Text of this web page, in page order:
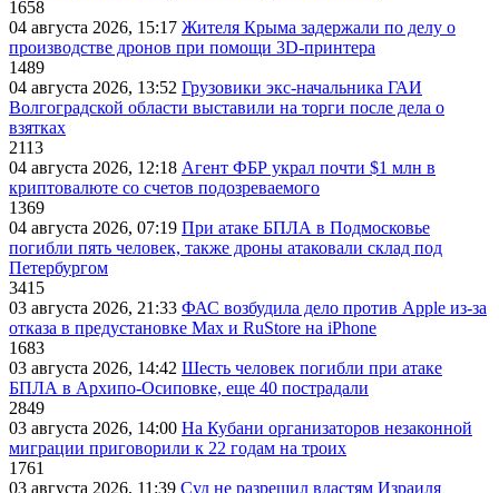
1658
04 августа 2026, 15:17 Жителя Крыма задержали по делу о
производстве дронов при помощи 3D‑принтера
1489
04 августа 2026, 13:52 Грузовики экс-начальника ГАИ
Волгоградской области выставили на торги после дела о
взятках
2113
04 августа 2026, 12:18 Агент ФБР украл почти $1 млн в
криптовалюте со счетов подозреваемого
1369
04 августа 2026, 07:19 При атаке БПЛА в Подмосковье
погибли пять человек, также дроны атаковали склад под
Петербургом
3415
03 августа 2026, 21:33 ФАС возбудила дело против Apple из-за
отказа в предустановке Max и RuStore на iPhone
1683
03 августа 2026, 14:42 Шесть человек погибли при атаке
БПЛА в Архипо-Осиповке, еще 40 пострадали
2849
03 августа 2026, 14:00 На Кубани организаторов незаконной
миграции приговорили к 22 годам на троих
1761
03 августа 2026, 11:39 Суд не разрешил властям Израиля